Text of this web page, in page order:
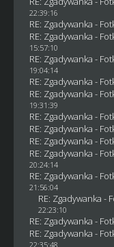
22:39:16
RE: Zgadywanka -
RE: Zgadywanka -
15:57:10
RE: Zgadywanka -
19:04:14
RE: Zgadywanka -
RE: Zgadywanka -
19:31:39
RE: Zgadywanka -
RE: Zgadywanka -
RE: Zgadywanka -
RE: Zgadywanka -
20:24:14
RE: Zgadywanka -
21:56:04
RE: Zgadywanka -
22:23:10
RE: Zgadywanka -
RE: Zgadywanka -
22:35:48